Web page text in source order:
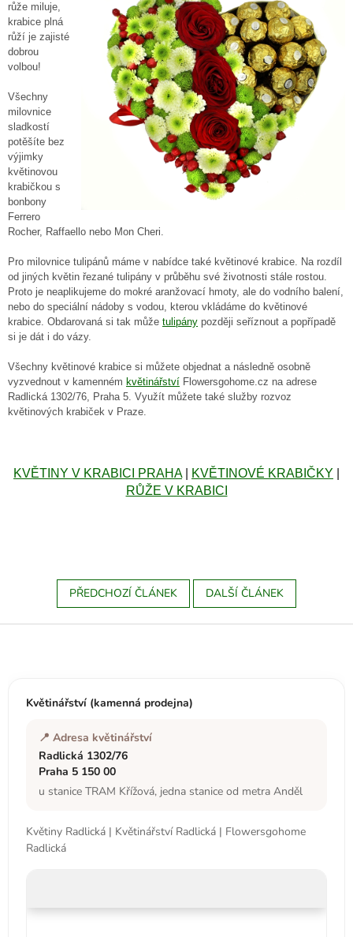
růže miluje,
krabice plná
růží je zajisté
dobrou
volbou!
Všechny
milovnice
sladkostí
potěšíte bez
výjimky
květinovou
krabičkou s
bonbony
Ferrero
Rocher, Raffaello nebo Mon Cheri.
Pro milovnice tulipánů máme v nabídce také květinové krabice. Na rozdíl
od jiných květin řezané tulipány v průběhu své životnosti stále rostou.
Proto je neaplikujeme do mokré aranžovací hmoty, ale do vodního balení,
nebo do speciální nádoby s vodou, kterou vkládáme do květinové
krabice. Obdarovaná si tak může tulipány později seříznout a popřípadě
si je dát i do vázy.
Všechny květinové krabice si můžete objednat a následně osobně
vyzvednout v kamenném květinářství Flowersgohome.cz na adrese
Radlická 1302/76, Praha 5. Využít můžete také služby rozvoz
květinových krabiček v Praze.
KVĚTINY V KRABICI PRAHA| KVĚTINOVÉ KRABIČKY
RŮŽE V KRABICI
PŘEDCHOZÍ ČLÁNEK DALŠÍ ČLÁNEK
Z
Květinářství (kamenná prodejna)
📍 Adresa květinářství
Radlická 1302/76
Praha 5 150 00
u stanice TRAM Křížová, jedna stanice od metra Anděl
Květiny Radlická | Květinářství Radlická | Flowersgohome
Radlická